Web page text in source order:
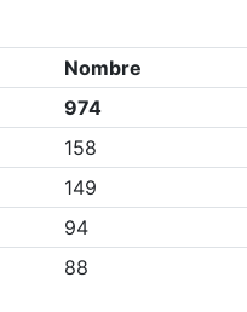
Nombre
974
158
149
94
88